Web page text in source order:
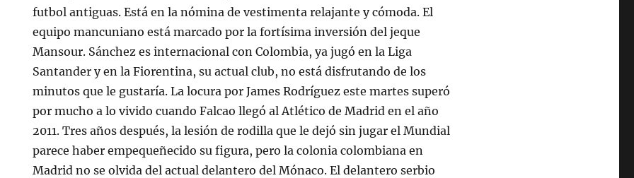
futbol antiguas. Está en la nómina de vestimenta relajante y cómoda. El
equipo mancuniano está marcado por la fortísima inversión del jeque
Mansour. Sánchez es internacional con Colombia, ya jugó en la Liga
Santander y en la Fiorentina, su actual club, no está disfrutando de los
minutos que le gustaría. La locura por James Rodríguez este martes superó
por mucho a lo vivido cuando Falcao llegó al Atlético de Madrid en el año
2011. Tres años después, la lesión de rodilla que le dejó sin jugar el Mundial
parece haber empequeñecido su figura, pero la colonia colombiana en
Madrid no se olvida del actual delantero del Mónaco. El delantero serbio